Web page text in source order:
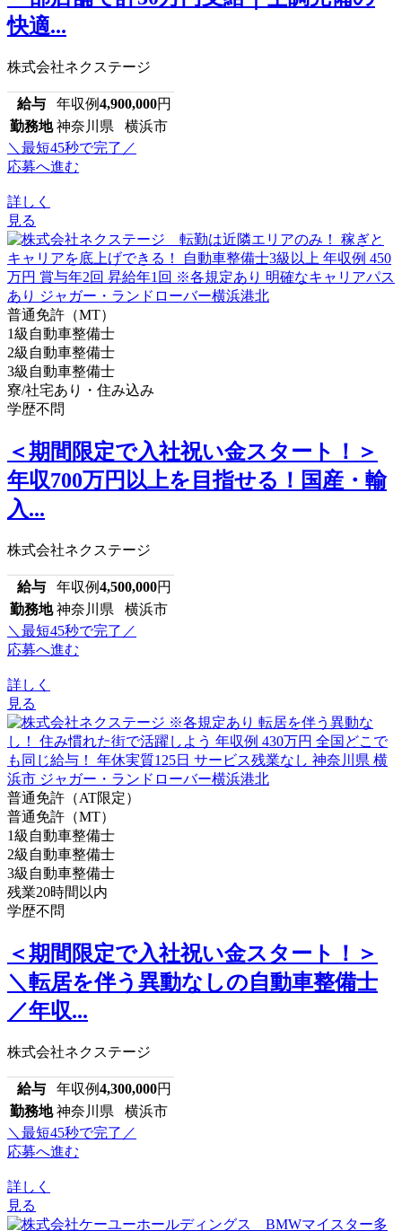
快適...
株式会社ネクステージ
給与 年収例4,900,000円
勤務地 神奈川県 横浜市
＼最短45秒で完了／
応募へ進む
詳しく
見る
普通免許（MT）
1級自動車整備士
2級自動車整備士
3級自動車整備士
寮/社宅あり・住み込み
学歴不問
＜期間限定で入社祝い金スタート！＞
年収700万円以上を目指せる！国産・輸
入...
株式会社ネクステージ
給与 年収例4,500,000円
勤務地 神奈川県 横浜市
＼最短45秒で完了／
応募へ進む
詳しく
見る
普通免許（AT限定）
普通免許（MT）
1級自動車整備士
2級自動車整備士
3級自動車整備士
残業20時間以内
学歴不問
＜期間限定で入社祝い金スタート！＞
＼転居を伴う異動なしの自動車整備士
／年収...
株式会社ネクステージ
給与 年収例4,300,000円
勤務地 神奈川県 横浜市
＼最短45秒で完了／
応募へ進む
詳しく
見る